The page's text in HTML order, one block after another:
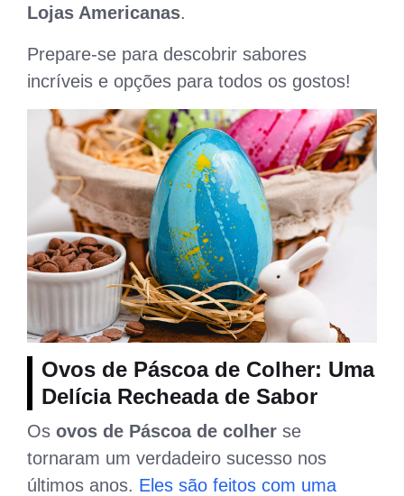
Lojas Americanas.
Prepare-se para descobrir sabores
incríveis e opções para todos os gostos!
Ovos de Páscoa de Colher: Uma
Delícia Recheada de Sabor
Os ovos de Páscoa de colher se
tornaram um verdadeiro sucesso nos
últimos anos. Eles são feitos com uma